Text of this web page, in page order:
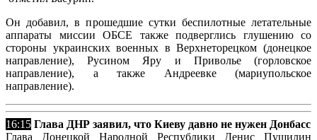
Он добавил, в прошедшие сутки беспилотные летательные
аппараты миссии ОБСЕ также подверглись глушению со
стороны украинских военных в Верхнеторецком (донецкое
направление), Русином Яру и Приволье (горловское
направление), а также Андреевке (мариупольское
направление).
16:15 Глава ДНР заявил, что Киеву давно не нужен Донбасс
Глава Донецкой Народной Республики Денис Пушилин